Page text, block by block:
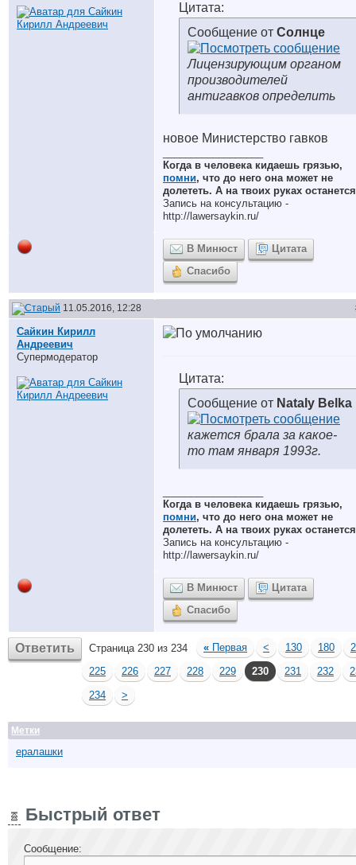
Цитата:
Сообщение от Солнце
Лицензирующим органом
производителей
антигавков определить
новое Министерство гавков
Когда в человека кидаешь грязью,
помни, что до него она может не
долететь. А на твоих руках
Запись на консультацию -
http://lawersaykin.ru/
В Минюст
Цитата
Спасибо
11.05.2016, 12:28
Сайкин Кирилл
Андреевич
Супермодератор
Цитата:
Сообщение от Nataly Belka
кажется брала за какое-
то там января 1993г.
Когда в человека кидаешь грязью,
помни, что до него она может не
долететь. А на твоих руках
Запись на консультацию -
http://lawersaykin.ru/
В Минюст
Цитата
Спасибо
Ответить Страница 230 из 234 « Первая < 130 180
225
226 227 228 229 230 231 232
234
>
Метки
ералашки
Быстрый ответ
Сообщение: